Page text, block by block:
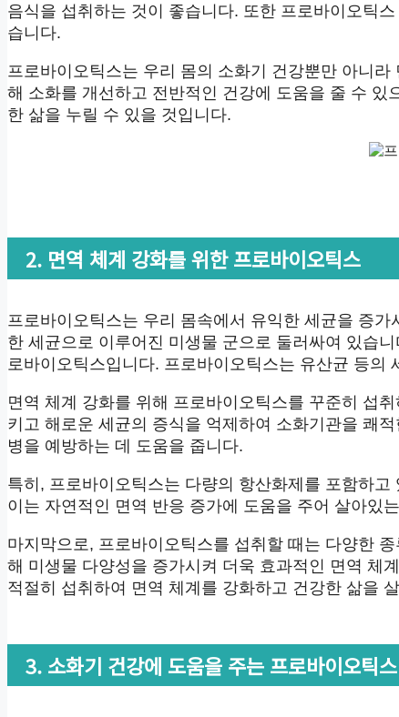
음식을 섭취하는 것이 좋습니다. 또한 프로바이오틱
습니다.
프로바이오틱스는 우리 몸의 소화기 건강뿐만 아니
해 소화를 개선하고 전반적인 건강에 도움을 줄 수
한 삶을 누릴 수 있을 것입니다.
2. 면역 체계 강화를 위한 프로바이오틱스
프로바이오틱스는 우리 몸속에서 유익한 세균을 증
한 세균으로 이루어진 미생물 군으로 둘러싸여 있습
로바이오틱스입니다. 프로바이오틱스는 유산균 등의
면역 체계 강화를 위해 프로바이오틱스를 꾸준히 섭
키고 해로운 세균의 증식을 억제하여 소화기관을 쾌
병을 예방하는 데 도움을 줍니다.
특히, 프로바이오틱스는 다량의 항산화제를 포함하
이는 자연적인 면역 반응 증가에 도움을 주어 살아있
마지막으로, 프로바이오틱스를 섭취할 때는 다양한
해 미생물 다양성을 증가시켜 더욱 효과적인 면역 체
적절히 섭취하여 면역 체계를 강화하고 건강한 삶을
3. 소화기 건강에 도움을 주는 프로바이오틱스